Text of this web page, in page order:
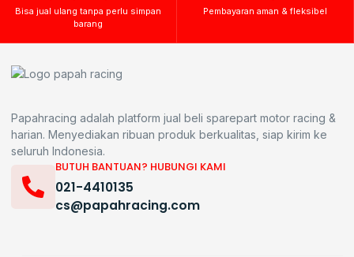
Bisa jual ulang tanpa perlu simpan
barang
Pembayaran aman & fleksibel
Papahracing adalah platform jual beli sparepart motor racing &
harian. Menyediakan ribuan produk berkualitas, siap kirim ke
seluruh Indonesia.
BUTUH BANTUAN? HUBUNGI KAMI
021-4410135
cs@papahracing.com